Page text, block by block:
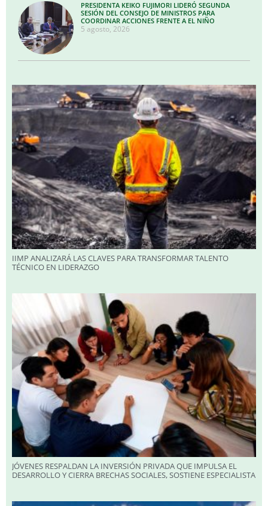
PRESIDENTA KEIKO FUJIMORI LIDERÓ SEGUNDA
SESIÓN DEL CONSEJO DE MINISTROS PARA
COORDINAR ACCIONES FRENTE A EL NIÑO
5 agosto, 2026
IIMP ANALIZARÁ LAS CLAVES PARA TRANSFORMAR TALENTO
TÉCNICO EN LIDERAZGO
JÓVENES RESPALDAN LA INVERSIÓN PRIVADA QUE IMPULSA EL
DESARROLLO Y CIERRA BRECHAS SOCIALES, SOSTIENE ESPECIALISTA